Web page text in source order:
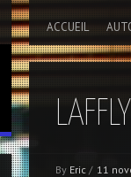
ACCUEIL
By Eric / 11